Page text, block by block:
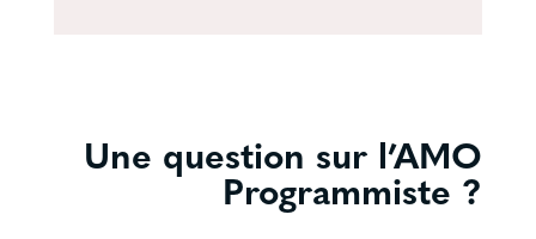
Une question sur l’AMO
Programmiste ?